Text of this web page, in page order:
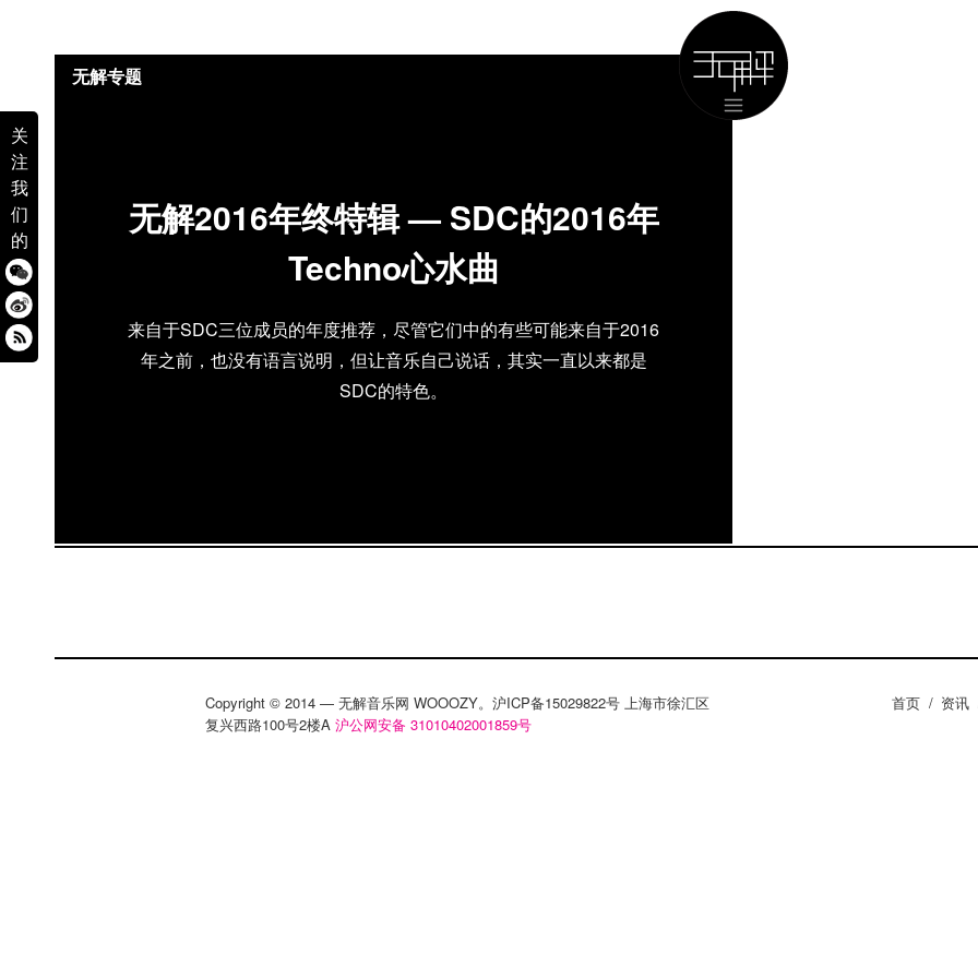
关
注
我
们
的
无解2016年终特辑 — SDC的2016年
Techno心水曲
来自于SDC三位成员的年度推荐，尽管它们中的有些可能来自于2016
年之前，也没有语言说明，但让音乐自己说话，其实一直以来都是
SDC的特色。
无解专题
Copyright © 2014 — 无解音乐网 WOOOZY。沪ICP备15029822号 上海市徐汇区
复兴西路100号2楼A 沪公网安备 31010402001859号
首页 / 资讯